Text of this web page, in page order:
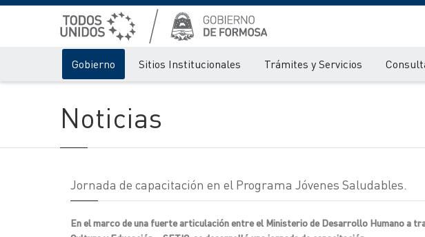
Gobierno Sitios Institucionales Trámites y Servicios
Noticias
Jornada de capacitación en el Programa Jóvenes Saludables.
En el marco de una fuerte articulación entre el Ministerio de Desarrollo Humano a